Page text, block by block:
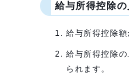
給与所得控除の
給与所得控除
給与所得控除
られます。